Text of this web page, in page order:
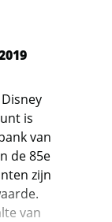
is
van
de 85e
zijn
van